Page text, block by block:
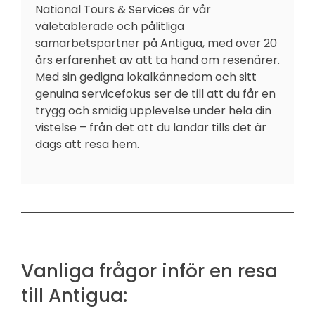
National Tours & Services är vår
väletablerade och pålitliga
samarbetspartner på Antigua, med över 20
års erfarenhet av att ta hand om resenärer.
Med sin gedigna lokalkännedom och sitt
genuina servicefokus ser de till att du får en
trygg och smidig upplevelse under hela din
vistelse – från det att du landar tills det är
dags att resa hem.
Vanliga frågor inför en resa
till Antigua: